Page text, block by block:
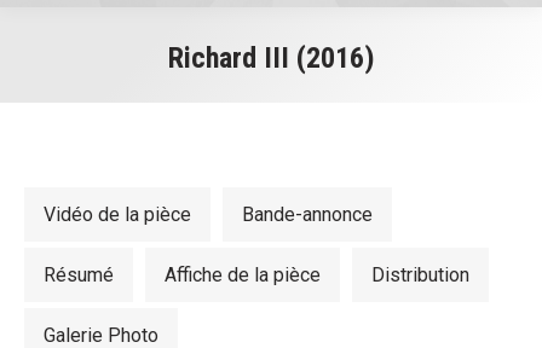
Richard III (2016)
Vidéo de la pièce Bande-annonce
Résumé Affiche de la pièce Distribution
Galerie Photo